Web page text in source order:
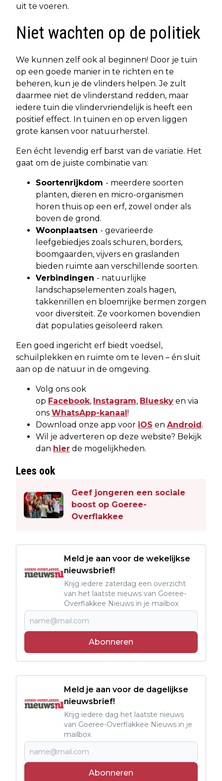
uit te voeren.
Niet wachten op de politiek
We kunnen zelf ook al beginnen! Door je tuin
op een goede manier in te richten en te
beheren, kun je de vlinders helpen. Je zult
daarmee niet de vlinderstand redden, maar
iedere tuin die vlindervriendelijk is heeft een
positief effect. In tuinen en op erven liggen
grote kansen voor natuurherstel.
Een écht levendig erf barst van de variatie. Het
gaat om de juiste combinatie van:
Soortenrijkdom - meerdere soorten
planten, dieren en micro-organismen
horen thuis op een erf, zowel onder als
boven de grond.
Woonplaatsen - gevarieerde
leefgebiedjes zoals schuren, borders,
boomgaarden, vijvers en graslanden
bieden ruimte aan verschillende soorten.
Verbindingen - natuurlijke
landschapselementen zoals hagen,
takkenrillen en bloemrijke bermen zorgen
voor diversiteit. Ze voorkomen bovendien
dat populaties geïsoleerd raken.
Een goed ingericht erf biedt voedsel,
schuilplekken en ruimte om te leven – én sluit
aan op de natuur in de omgeving.
Volg ons ook
op Facebook, Instagram, Bluesky en via
ons WhatsApp-kanaal!
Download onze app voor iOS en Android.
Wil je adverteren op deze website? Bekijk
dan hier de mogelijkheden.
Lees ook
Geef jongeren een sociale
boost op Goeree-
Overflakkee
Meld je aan voor de wekelijkse
nieuwsbrief!
Krijg iedere zaterdag een overzicht
van het laatste nieuws van Goeree-
Overflakkee Nieuws in je mailbox
Abonneren
Meld je aan voor de dagelijkse
nieuwsbrief!
Krijg iedere dag het laatste nieuws
van Goeree-Overflakkee Nieuws in je
mailbox
Abonneren